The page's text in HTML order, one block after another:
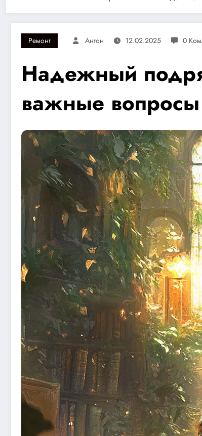
Ремонт Антон 12.02.2025 0
Надежный
важные вопросы